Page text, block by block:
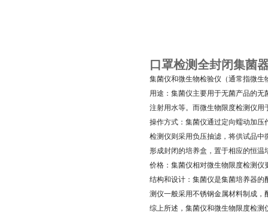
口罩检测全封闭集菌
集菌仪和微生物检验仪（通常指微
用途：集菌仪主要用于无菌产品的
注射用水等。而微生物限度检测仪
操作方式：集菌仪通过定向蠕动加
检测仪则采用负压抽滤，将供试品
形成封闭的培养盒，置于相应的恒温
价格：集菌仪相对微生物限度检测
结构和设计：集菌仪是集菌培养器
测仪一般采用不锈钢金属材料制成
综上所述，集菌仪和微生物限度检